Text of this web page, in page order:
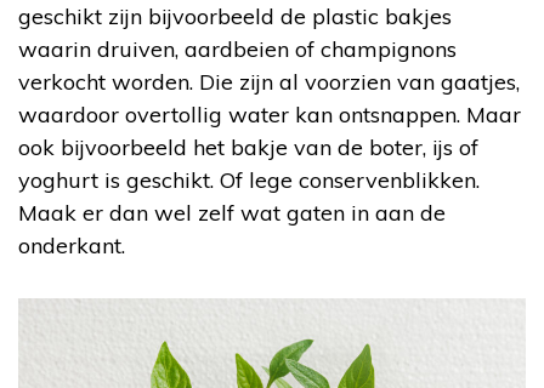
geschikt zijn bijvoorbeeld de plastic bakjes
waarin druiven, aardbeien of champignons
verkocht worden. Die zijn al voorzien van gaatjes,
waardoor overtollig water kan ontsnappen. Maar
ook bijvoorbeeld het bakje van de boter, ijs of
yoghurt is geschikt. Of lege conservenblikken.
Maak er dan wel zelf wat gaten in aan de
onderkant.